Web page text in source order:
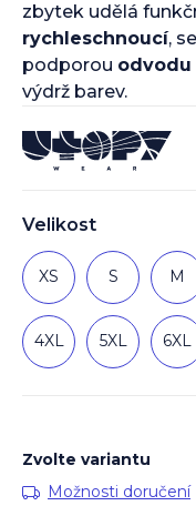
Velikost
XS S M
4XL 5XL 6XL
zbytek udělá
rychleschnoucí,
podporou odvodu
výdrž barev.
Zvolte variantu
Možnosti doručení